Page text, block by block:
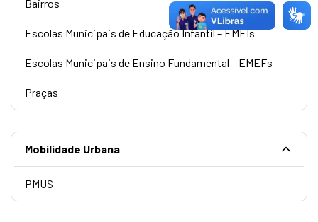
Bairros
Escolas Municipais de Educação Infantil – EMEIs
Escolas Municipais de Ensino Fundamental – EMEFs
Praças
Mobilidade Urbana
PMUS